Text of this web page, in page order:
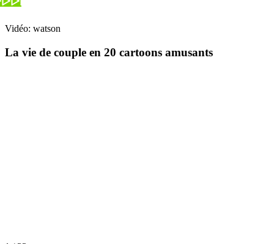
Vidéo: watson
La vie de couple en 20 cartoons amusants